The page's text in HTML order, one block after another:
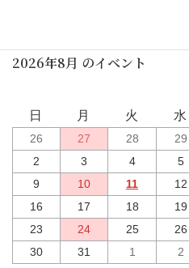
2026年8月 のイベント
日 月 火 水
26 27 28 29
2
3 4 5
9
10 11 12
16
17 18 19
23
24 25 26
30
31 1 2